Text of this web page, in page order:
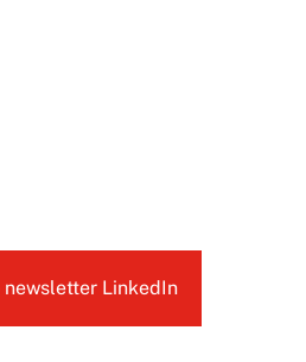
newsletter LinkedIn